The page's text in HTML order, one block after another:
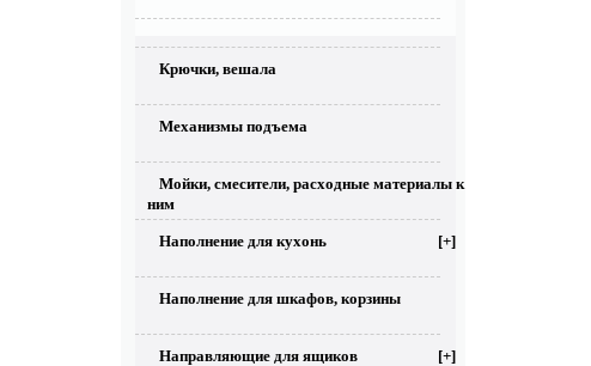
Крючки, вешала
Механизмы подъема
Мойки, смесители, расходные материалы к
ним
Наполнение для кухонь [+]
Наполнение для шкафов, корзины
Направляющие для ящиков [+]